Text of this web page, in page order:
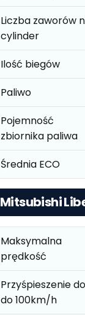
Liczba zaworów
cylinder
Ilość biegów
Paliwo
Pojemność
zbiornika paliwa
Średnia ECO
Mitsubishi
Maksymalna
prędkość
Przyśpieszenie
do 100km/h